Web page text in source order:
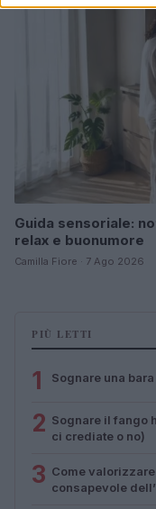
Guida sensoriale:
relax e buonumore
Camilla Fiore · 7 Ago 2026
PIÙ LETTI
1 Sognare una
2 Sognare il fango
ci crediate o no)
3 Come
consapevole